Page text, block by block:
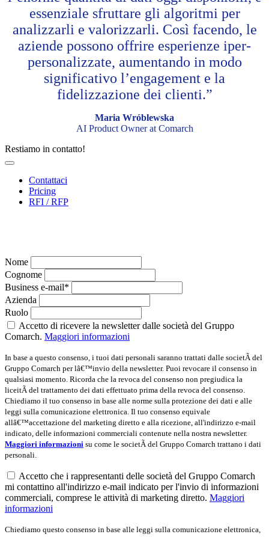
essenziale sfruttare gli algoritmi per
analizzarli e valorizzarli. Così facendo, le
aziende possono offrire esperienze iper-
personalizzate, aumentando in modo
significativo l’engagement e la
fidelizzazione dei clienti.”
Maria Wróblewska
AI Product Owner at Comarch
Restiamo in contatto!
Contattaci
Pricing
RFI / RFP
Nome
Cognome
Business e-mail*
Azienda
Ruolo
Accetto di ricevere la newsletter dalle società del Gruppo
Comarch. Maggiori informazioni
In base a questo consenso, i tuoi dati personali saranno trattati dalle societÃ del
Gruppo Comarch per lâ€™invio della newsletter. Puoi revocare il consenso in
qualsiasi momento. Ricorda che la revoca del consenso non pregiudica la
liceitÃ del trattamento dei dati effettuato prima della revoca del consenso.
Chiediamo il tuo consenso in base alle norme sulla protezione dei dati e alle
leggi sulla comunicazione elettronica. Il tuo consenso equivale
allâ€™accettazione del marketing diretto e alla ricezione, all'indirizzo e-mail
indicato, delle informazioni commerciali contenute nella nostra newsletter.
Maggiori informazioni su come le societÃ del Gruppo Comarch trattano i dati
personali.
Accetto che i rappresentanti delle società del Gruppo Comarch
mi contattino all'indirizzo e-mail indicato per l'invio di informazioni
commerciali, comprese le attività di marketing diretto. Maggiori
informazioni
Chiediamo questo consenso in base alle leggi sulla comunicazione elettronica,